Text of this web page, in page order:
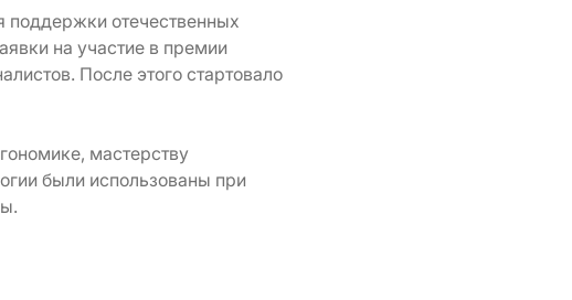
отечественных
на участие в премии
После этого стартовало
мастерству
были использованы при